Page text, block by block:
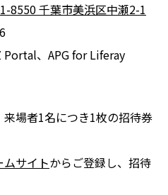
8550 千葉市美浜区中瀬2-1
、APG for Liferay
場者1名につき1枚の招待券
サイトからご登録し、招待